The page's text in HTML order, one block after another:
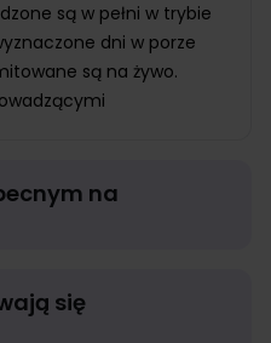
są w pełni w trybie
dni w porze
są na żywo.
na
się